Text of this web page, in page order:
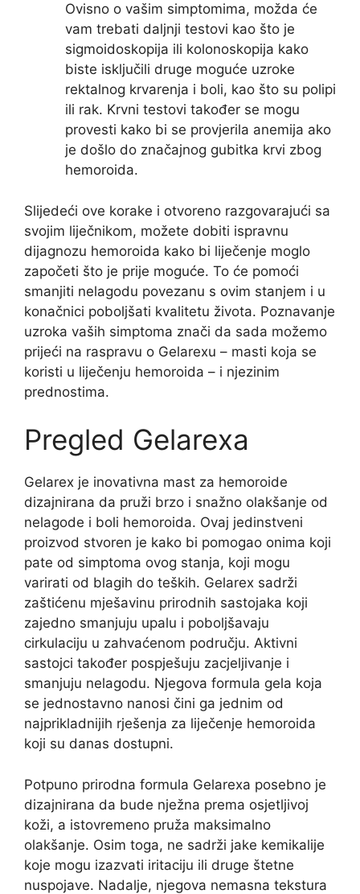
Ovisno o vašim simptomima, možda će
vam trebati daljnji testovi kao što je
sigmoidoskopija ili kolonoskopija kako
biste isključili druge moguće uzroke
rektalnog krvarenja i boli, kao što su polipi
ili rak. Krvni testovi također se mogu
provesti kako bi se provjerila anemija ako
je došlo do značajnog gubitka krvi zbog
hemoroida.
Slijedeći ove korake i otvoreno razgovarajući sa
svojim liječnikom, možete dobiti ispravnu
dijagnozu hemoroida kako bi liječenje moglo
započeti što je prije moguće. To će pomoći
smanjiti nelagodu povezanu s ovim stanjem i u
konačnici poboljšati kvalitetu života. Poznavanje
uzroka vaših simptoma znači da sada možemo
prijeći na raspravu o Gelarexu – masti koja se
koristi u liječenju hemoroida – i njezinim
prednostima.
Pregled Gelarexa
Gelarex je inovativna mast za hemoroide
dizajnirana da pruži brzo i snažno olakšanje od
nelagode i boli hemoroida. Ovaj jedinstveni
proizvod stvoren je kako bi pomogao onima koji
pate od simptoma ovog stanja, koji mogu
varirati od blagih do teških. Gelarex sadrži
zaštićenu mješavinu prirodnih sastojaka koji
zajedno smanjuju upalu i poboljšavaju
cirkulaciju u zahvaćenom području. Aktivni
sastojci također pospješuju zacjeljivanje i
smanjuju nelagodu. Njegova formula gela koja
se jednostavno nanosi čini ga jednim od
najprikladnijih rješenja za liječenje hemoroida
koji su danas dostupni.
Potpuno prirodna formula Gelarexa posebno je
dizajnirana da bude nježna prema osjetljivoj
koži, a istovremeno pruža maksimalno
olakšanje. Osim toga, ne sadrži jake kemikalije
koje mogu izazvati iritaciju ili druge štetne
nuspojave. Nadalje, njegova nemasna tekstura